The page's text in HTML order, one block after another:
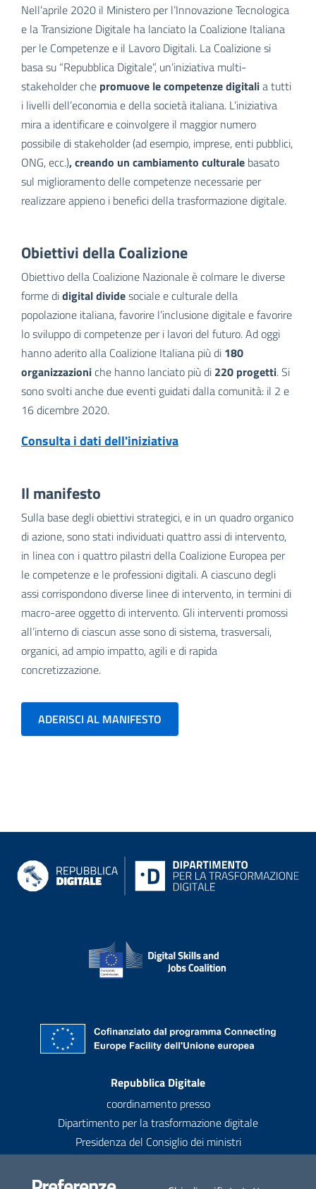
Nell’aprile 2020 il Ministero per l’Innovazione Tecnologica
e la Transizione Digitale ha lanciato la Coalizione Italiana
per le Competenze e il Lavoro Digitali. La Coalizione si
basa su “Repubblica Digitale”, un’iniziativa multi-
stakeholder che promuove le competenze digitalia tutti
i livelli dell’economia e della società italiana. L’iniziativa
mira a identificare e coinvolgere il maggior numero
possibile di stakeholder (ad esempio, imprese, enti pubblici,
ONG, ecc.), creando un cambiamento culturale basato
sul miglioramento delle competenze necessarie per
realizzare appieno i benefici della trasformazione digitale.
Obiettivi della Coalizione
Obiettivo della Coalizione Nazionale è colmare le diverse
forme didigital dividesociale e culturale della
popolazione italiana, favorire l’inclusione digitale e favorire
lo sviluppo di competenze per i lavori del futuro. Ad oggi
hanno aderito alla Coalizione Italiana più di 180
organizzazioniche hanno lanciato più di 220 progetti. Si
sono svolti anche due eventi guidati dalla comunità: il 2 e
16 dicembre 2020.
Consulta i dati dell'iniziativa
Il manifesto
Sulla base degli obiettivi strategici, e in un quadro organico
di azione, sono stati individuati quattro assi di intervento,
in linea con i quattro pilastri della Coalizione Europea per
le competenze e le professioni digitali. A ciascuno degli
assi corrispondono diverse linee di intervento, in termini di
macro-aree oggetto di intervento. Gli interventi promossi
all’interno di ciascun asse sono di sistema, trasversali,
organici, ad ampio impatto, agili e di rapida
concretizzazione.
ADERISCI AL MANIFESTO
siti di riferimento
Repubblica Digitale
coordinamento presso
Dipartimento per la trasformazione digitale
Presidenza del Consiglio dei ministri